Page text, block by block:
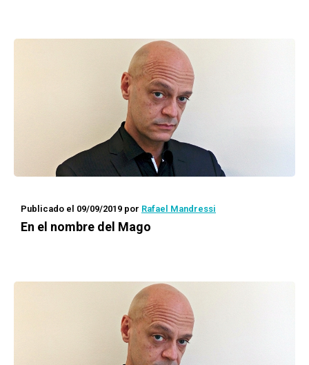
Publicado el 09/09/2019 por Rafael Mandressi
En el nombre del Mago